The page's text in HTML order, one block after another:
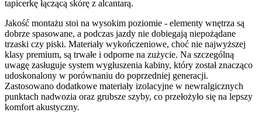
tapicerkę łączącą skórę z alcantarą.
Jakość montażu stoi na wysokim poziomie - elementy wnętrza są
dobrze spasowane, a podczas jazdy nie dobiegają niepożądane
trzaski czy piski. Materiały wykończeniowe, choć nie najwyższej
klasy premium, są trwałe i odporne na zużycie. Na szczególną
uwagę zasługuje system wygłuszenia kabiny, który został znacząco
udoskonalony w porównaniu do poprzedniej generacji.
Zastosowano dodatkowe materiały izolacyjne w newralgicznych
punktach nadwozia oraz grubsze szyby, co przełożyło się na lepszy
komfort akustyczny.